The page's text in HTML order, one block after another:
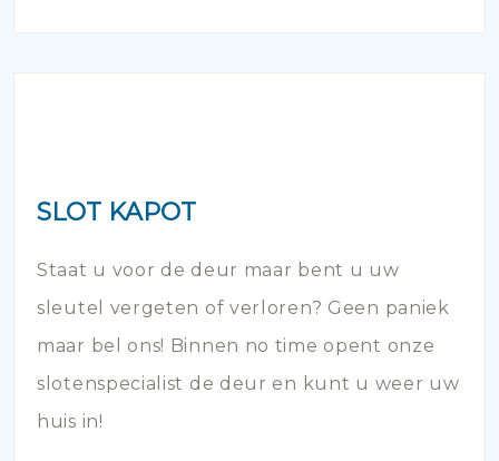
SLOT KAPOT
Staat u voor de deur maar bent u uw
sleutel vergeten of verloren? Geen paniek
maar bel ons! Binnen no time opent onze
slotenspecialist de deur en kunt u weer uw
huis in!